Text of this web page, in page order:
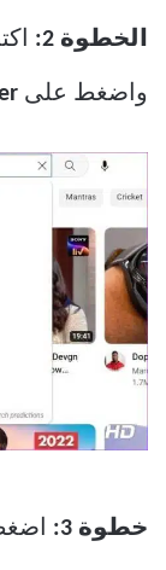
الخطوة 2:
واضغط على
خطوة 3: